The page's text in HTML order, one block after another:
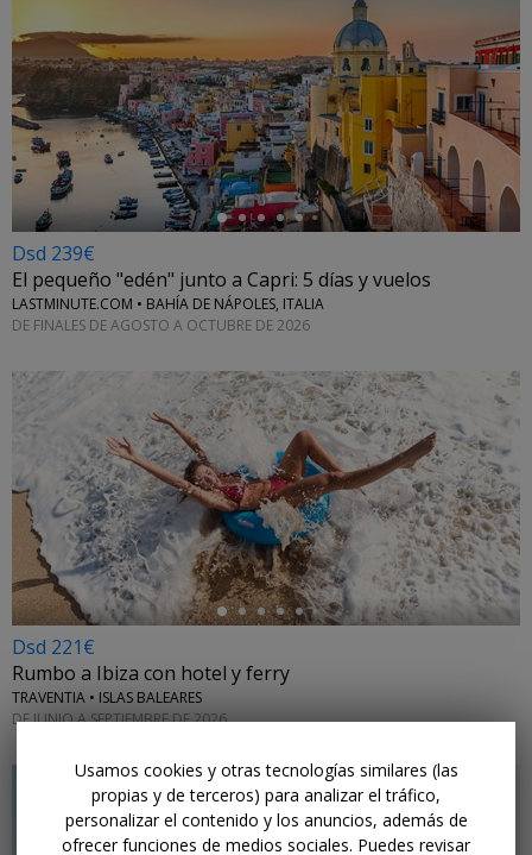
←
Dsd 239€
El pequeño "edén" junto a Capri: 5 días y vuelos
LASTMINUTE.COM • BAHÍA DE NÁPOLES, ITALIA
DE FINALES DE AGOSTO A OCTUBRE DE 2026
←
Dsd 221€
Rumbo a Ibiza con hotel y ferry
TRAVENTIA • ISLAS BALEARES
DE JUNIO A SEPTIEMBRE DE 2026
Usamos cookies y otras tecnologías similares (las
propias y de terceros) para analizar el tráfico,
personalizar el contenido y los anuncios, además de
ofrecer funciones de medios sociales. Puedes revisar